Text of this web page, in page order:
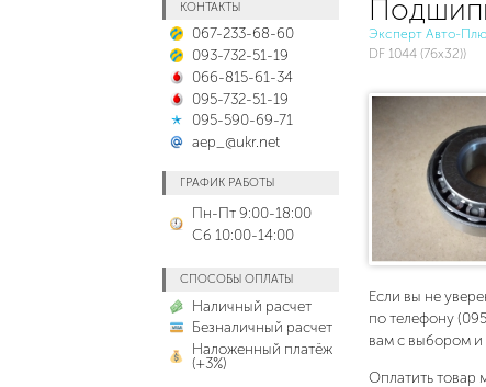
КОНТАКТЫ
067-233-68-60
093-732-51-19
066-815-61-34
095-732-51-19
095-590-69-71
aep_@ukr.net
ГРАФИК РАБОТЫ
Пн-Пт 9:00-18:00
Сб 10:00-14:00
СПОСОБЫ ОПЛАТЫ
Наличный расчет
Безналичный расчет
Наложенный платёж
(+3%)
Эксперт Авто-
DF 1044 (76х32))
Если вы не
по телефону
вам с выбором и
Оплатить товар